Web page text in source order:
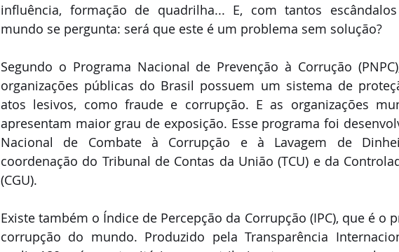
influência, formação de quadrilha... E, com tantos
mundo se pergunta: será que este é um problema sem solução?
Segundo o Programa Nacional de Prevenção à Corrução
organizações públicas do Brasil possuem um sistema de
atos lesivos, como fraude e corrupção. E as organizações
apresentam maior grau de exposição. Esse programa foi
Nacional de Combate à Corrupção e à Lavagem de
coordenação do Tribunal de Contas da União (TCU) e da
(CGU).
Existe também o Índice de Percepção da Corrupção (IPC), que é o
corrupção do mundo. Produzido pela Transparência